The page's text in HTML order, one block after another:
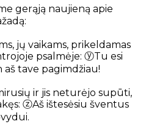
gerąją naujieną apie
jų vaikams, prikeldamas
psalmėje: ⓨTu esi
aš tave pagimdžiau!
ir jis neturėjo supūti,
ⓩAš ištesėsiu šventus